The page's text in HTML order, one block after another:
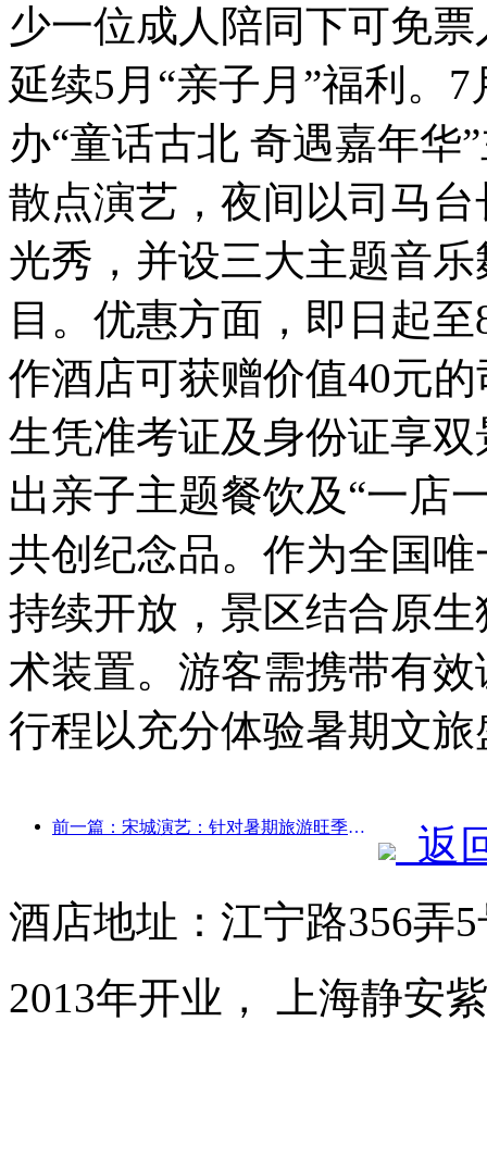
少一位成人陪同下可免
延续5月“亲子月”福利。
办“童话古北 奇遇嘉年华
散点演艺，夜间以司马
光秀，并设三大主题音
目。优惠方面，即日起
作酒店可获赠价值40元
生凭准考证及身份证享
出亲子主题餐饮及“一店
共创纪念品。作为全国
持续开放，景区结合原
术装置。游客需携带有
行程以充分体验暑期文旅
前一篇：宋城演艺：针对暑期旅游旺季将做好市场和活动内容双端准备
返
酒店地址：江宁路356弄
2013年开业， 上海静